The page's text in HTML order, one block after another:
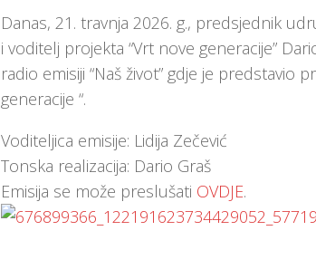
Danas, 21. travnja 2026. g., predsjednik
i voditelj projekta “Vrt nove generacije”
radio emisiji “Naš život” gdje je predstavio
generacije “.
Voditeljica emisije: Lidija Zečević
Tonska realizacija: Dario Graš
Emisija se može preslušati OVDJE.